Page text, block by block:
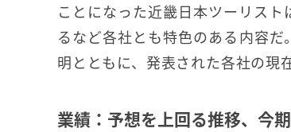
ことになった近畿日本ツーリス
るなど各社とも特色のある内容
明とともに、発表された各社の現
業績：予想を上回る推移、今